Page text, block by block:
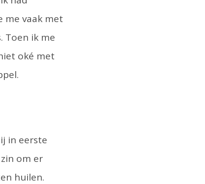
me vaak met
Toen ik me
oké met
in eerste
om er
huilen.